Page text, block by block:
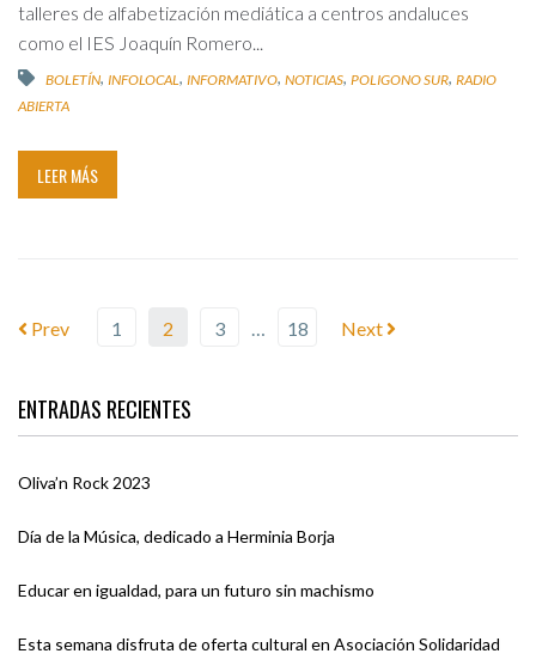
talleres de alfabetización mediática a centros andaluces
como el IES Joaquín Romero...
BOLETÍN, INFOLOCAL, INFORMATIVO, NOTICIAS, POLIGONO SUR, RADIO
ABIERTA
LEER MÁS
Prev 1 2 3 … 18 Next
ENTRADAS RECIENTES
Oliva’n Rock 2023
Día de la Música, dedicado a Herminia Borja
Educar en igualdad, para un futuro sin machismo
Esta semana disfruta de oferta cultural en Asociación Solidaridad